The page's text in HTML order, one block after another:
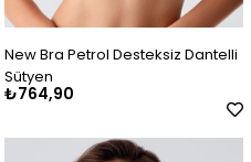
New Bra Petrol Desteksiz Dantelli
Sütyen
₺764,90